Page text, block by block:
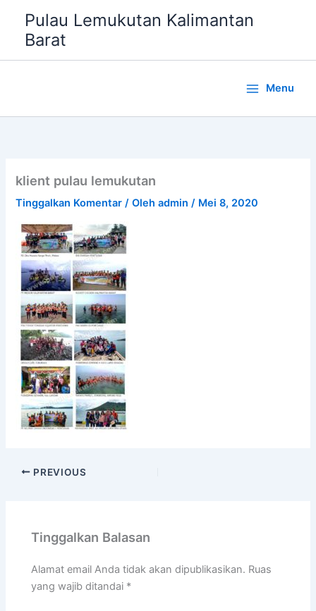
konten
Pulau Lemukutan Kalimantan
Barat
Menu
klient pulau lemukutan
Tinggalkan Komentar / Olehadmin/ Mei 8, 2020
PREVIOUS
Tinggalkan Balasan
Alamat email Anda tidak akan dipublikasikan. Ruas
yang wajib ditandai *